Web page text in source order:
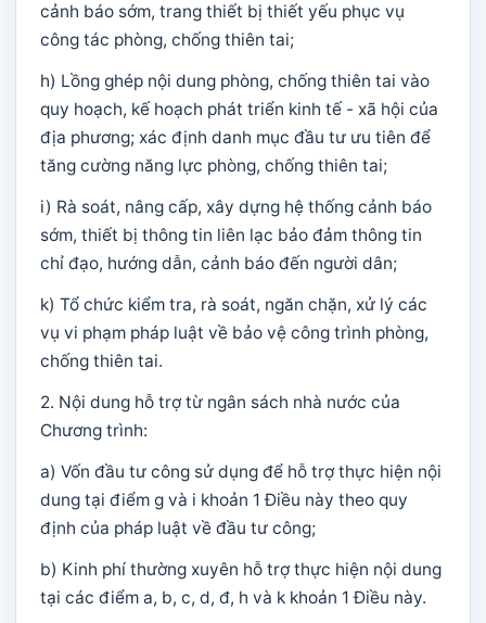
cảnh báo sớm, trang thiết bị thiết yếu phục vụ
công tác phòng, chống thiên tai;
h) Lồng ghép nội dung phòng, chống thiên tai vào
quy hoạch, kế hoạch phát triển kinh tế - xã hội của
địa phương; xác định danh mục đầu tư ưu tiên để
tăng cường năng lực phòng, chống thiên tai;
i) Rà soát, nâng cấp, xây dựng hệ thống cảnh báo
sớm, thiết bị thông tin liên lạc bảo đảm thông tin
chỉ đạo, hướng dẫn, cảnh báo đến người dân;
k) Tổ chức kiểm tra, rà soát, ngăn chặn, xử lý các
vụ vi phạm pháp luật về bảo vệ công trình phòng,
chống thiên tai.
2. Nội dung hỗ trợ từ ngân sách nhà nước của
Chương trình:
a) Vốn đầu tư công sử dụng để hỗ trợ thực hiện nội
dung tại điểm g và i khoản 1 Điều này theo quy
định của pháp luật về đầu tư công;
b) Kinh phí thường xuyên hỗ trợ thực hiện nội dung
tại các điểm a, b, c, d, đ, h và k khoản 1 Điều này.